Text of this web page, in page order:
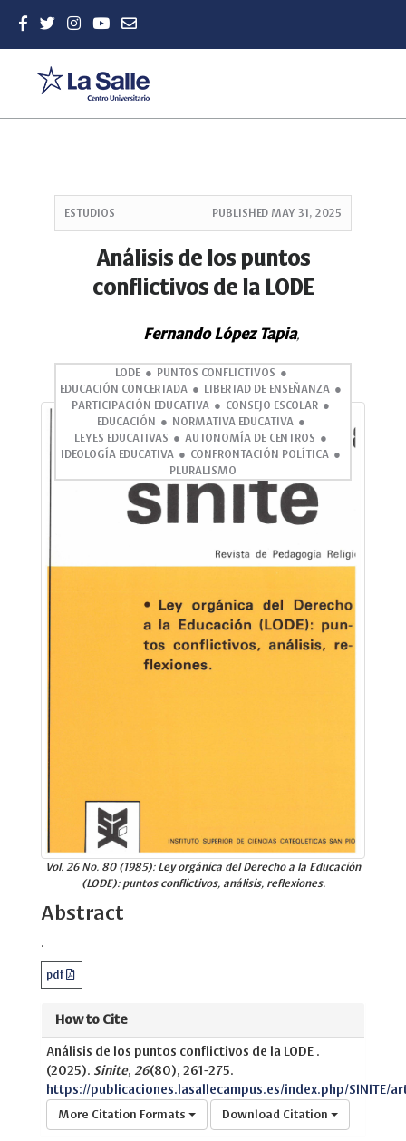
Sidebar
ESTUDIOS PUBLISHED MAY 31, 2025
Análisis de los puntos
conflictivos de la LODE
Fernando López Tapia,
LODE
PUNTOS CONFLICTIVOS
EDUCACIÓN CONCERTADA
LIBERTAD DE ENSEÑANZA
PARTICIPACIÓN EDUCATIVA
CONSEJO ESCOLAR
EDUCACIÓN
NORMATIVA EDUCATIVA
LEYES EDUCATIVAS
AUTONOMÍA DE CENTROS
IDEOLOGÍA EDUCATIVA
CONFRONTACIÓN POLÍTICA
PLURALISMO
Vol. 26 No. 80 (1985): Ley orgánica del Derecho a la Educación
(LODE): puntos conflictivos, análisis, reflexiones.
Abstract
.
pdf
How to Cite
Análisis de los puntos conflictivos de la LODE .
(2025). Sinite, 26(80), 261-275.
https://publicaciones.lasallecampus.es/index.php/SINITE/
More Citation Formats Download Citation